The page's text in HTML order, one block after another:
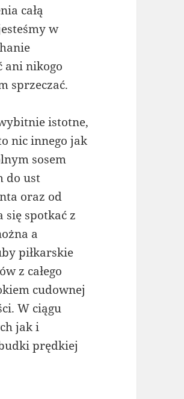
całą
w
ani nikogo
sprzeczać.
istotne,
nic innego jak
sosem
do ust
oraz od
się spotkać z
a
piłkarskie
z całego
cudownej
W ciągu
jak i
prędkiej